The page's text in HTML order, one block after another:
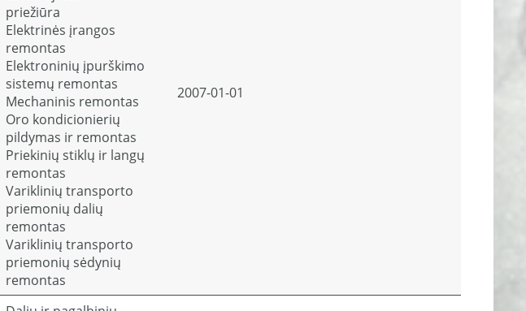
priežiūra
Elektrinės įrangos
remontas
Elektroninių įpurškimo
sistemų remontas
Mechaninis remontas
Oro kondicionierių
pildymas ir remontas
Priekinių stiklų ir langų
remontas
Variklinių transporto
priemonių dalių
remontas
Variklinių transporto
priemonių sėdynių
remontas
2007-01-01